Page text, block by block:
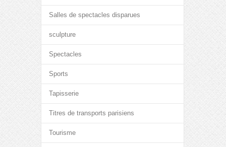
Salles de spectacles disparues
sculpture
Spectacles
Sports
Tapisserie
Titres de transports parisiens
Tourisme